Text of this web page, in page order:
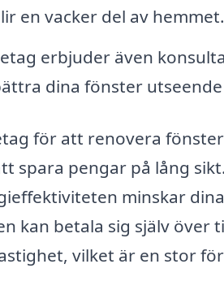
en vacker del av hemmet.
erbjuder även
dina fönster
för att renovera
spara pengar på lång
minskar
kan betala sig själv över
vilket är en stor